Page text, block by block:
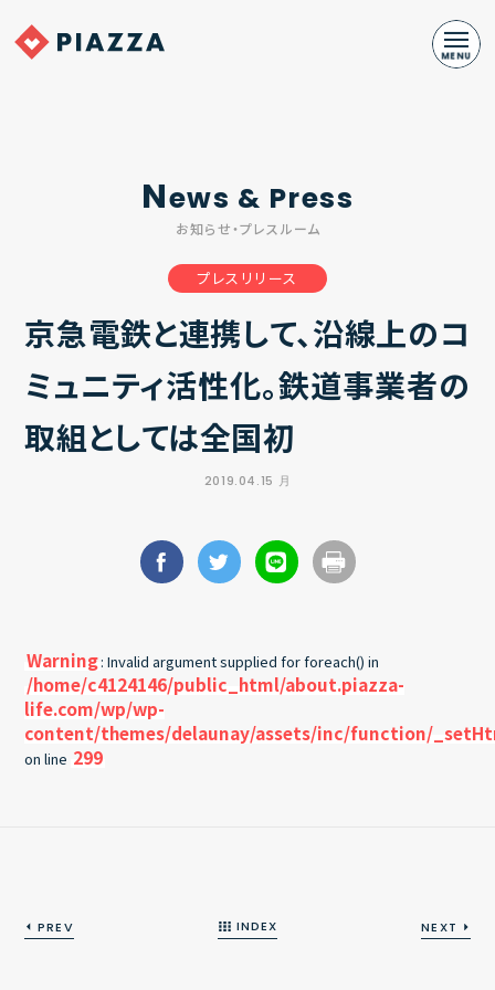
News & Press
お知らせ・プレスルーム
プレスリリース
京急電鉄と連携して、沿線上のコ
ミュニティ活性化。鉄道事業者の
取組としては全国初
2019.04.15 月
Warning: Invalid argument supplied for foreach() in
/home/c4124146/public_html/about.piazza-
life.com/wp/wp-
content/themes/delaunay/assets/inc/function/
on line 299
PREV INDEX NEXT